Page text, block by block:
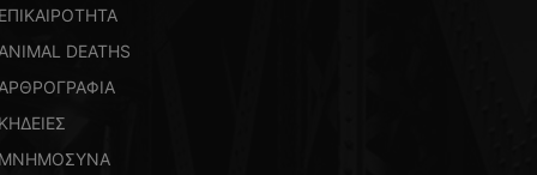
DEATHS